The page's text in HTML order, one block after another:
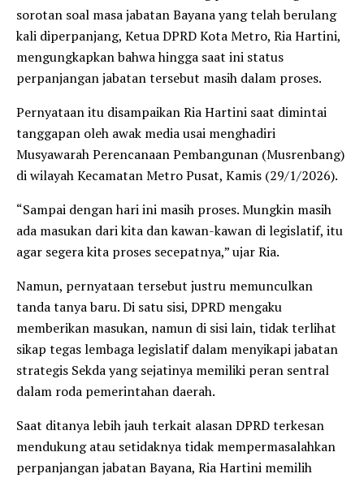
sorotan soal masa jabatan Bayana yang telah berulang
kali diperpanjang, Ketua DPRD Kota Metro, Ria Hartini,
mengungkapkan bahwa hingga saat ini status
perpanjangan jabatan tersebut masih dalam proses.
Pernyataan itu disampaikan Ria Hartini saat dimintai
tanggapan oleh awak media usai menghadiri
Musyawarah Perencanaan Pembangunan (Musrenbang)
di wilayah Kecamatan Metro Pusat, Kamis (29/1/2026).
“Sampai dengan hari ini masih proses. Mungkin masih
ada masukan dari kita dan kawan-kawan di legislatif, itu
agar segera kita proses secepatnya,” ujar Ria.
Namun, pernyataan tersebut justru memunculkan
tanda tanya baru. Di satu sisi, DPRD mengaku
memberikan masukan, namun di sisi lain, tidak terlihat
sikap tegas lembaga legislatif dalam menyikapi jabatan
strategis Sekda yang sejatinya memiliki peran sentral
dalam roda pemerintahan daerah.
Saat ditanya lebih jauh terkait alasan DPRD terkesan
mendukung atau setidaknya tidak mempermasalahkan
perpanjangan jabatan Bayana, Ria Hartini memilih